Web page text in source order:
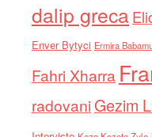
dalip greca
Enver Bytyci Ermira
Fahri Xharra
radovaniGezim